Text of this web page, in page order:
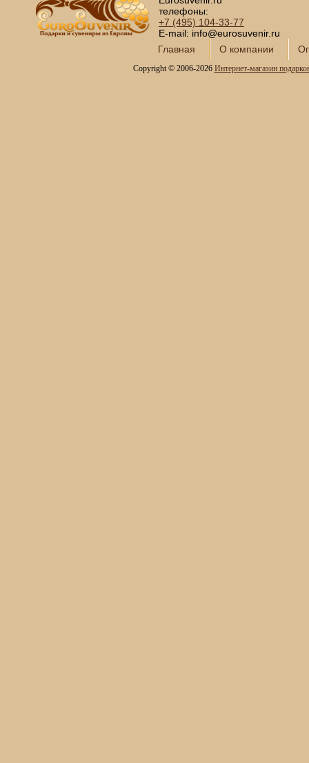
телефоны:
+7 (495) 104-33-77
E-mail: info@eurosuvenir.ru
Главная
О компании
Copyright © 2006-2026 Интернет-магазин